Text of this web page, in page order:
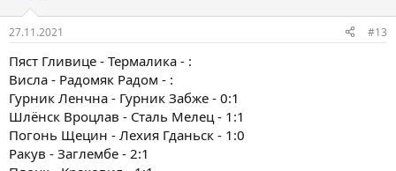
27.11.2021 #13
Пяст Гливице - Термалика - :
Висла - Радомяк Радом - :
Гурник Ленчна - Гурник Забже - 0:1
Шлёнск Вроцлав - Сталь Мелец - 1:1
Погонь Щецин - Лехия Гданьск - 1:0
Ракув - Заглембе - 2:1